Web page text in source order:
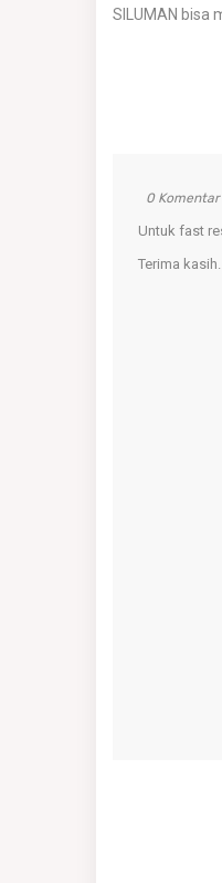
SILUMAN bisa
0 Komentar
Untuk fast
Terima kasih.